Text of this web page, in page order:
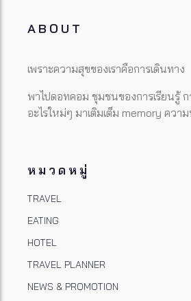
ABOUT
เพราะความสุขของเราคือการเดินทาง
พาไปดอทคอม ชุมชนของการเรียนรู้ ก
อะไรใหม่ๆ มาเติมเต็ม memory ควา
หมวดหมู่
TRAVEL
EATING
HOTEL
TRAVEL PLANNER
NEWS & PROMOTION